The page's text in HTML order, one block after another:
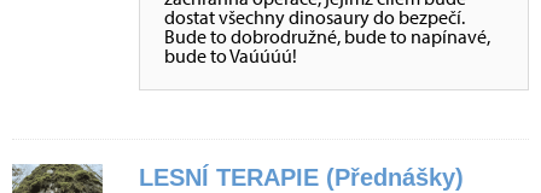
dostat všechny dinosaury do bezpečí.
Bude to dobrodružné, bude to napínavé,
bude to Vaúúúú!
LESNÍ TERAPIE (Přednášky)